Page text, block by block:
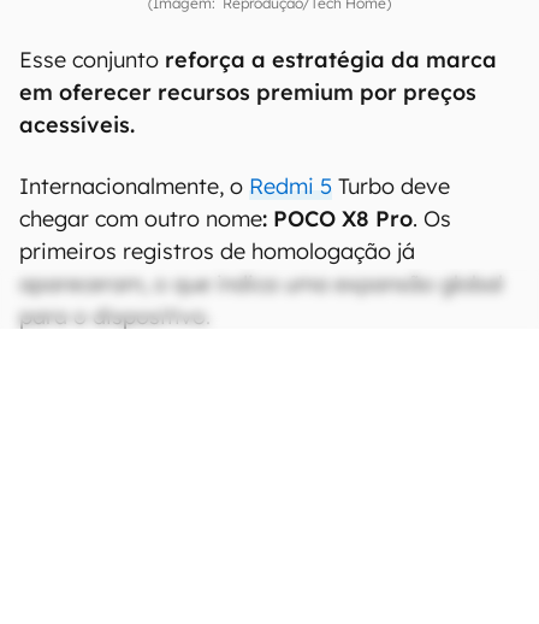
Esse conjunto reforça a estratégia da marca
em oferecer recursos premium por preços
acessíveis.
Internacionalmente, o Redmi 5 Turbo deve
chegar com outro nome: POCO X8 Pro. Os
primeiros registros de homologação já
apareceram, o que indica uma expansão global
para o dispositivo.